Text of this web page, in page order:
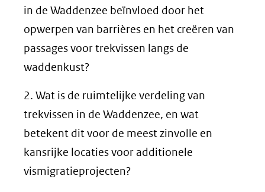
in de Waddenzee beïnvloed door het
opwerpen van barrières en het creëren van
passages voor trekvissen langs de
waddenkust?
2. Wat is de ruimtelijke verdeling van
trekvissen in de Waddenzee, en wat
betekent dit voor de meest zinvolle en
kansrijke locaties voor additionele
vismigratieprojecten?